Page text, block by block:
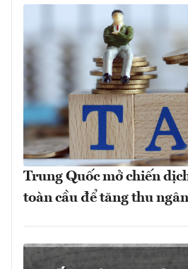
Trung Quốc mở chiến
toàn cầu để tăng thu